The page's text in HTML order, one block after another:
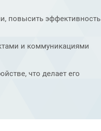
повысить эффективность
и коммуникациями
что делает его